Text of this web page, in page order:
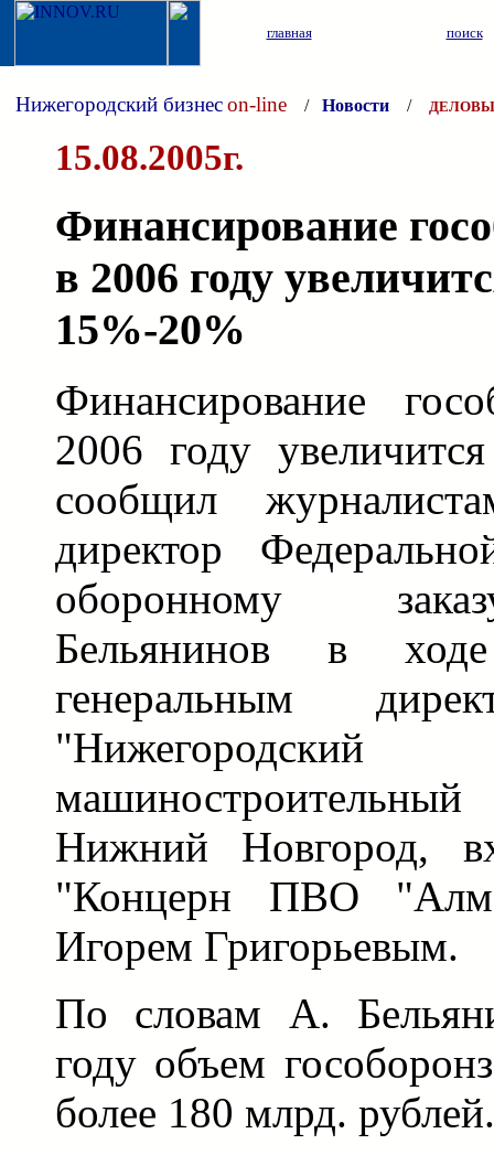
главная поиск
Нижегородский бизнесon-line / Новости /
15.08.2005г.
Финансирование
в 2006 году
15%-20%
Финансирование
2006 году
сообщил
директор
оборонному
Бельянинов в
генеральным
"Нижегородский
Нижний Новгород,
"Концерн ПВО
Игорем Григорьевым.
По словам А.
году объем
более 180 млрд. рублей.